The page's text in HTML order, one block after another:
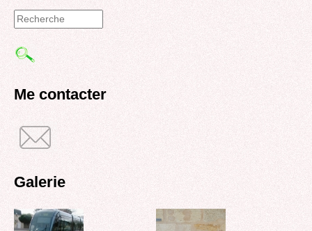
Formulaire
de
recherche
Me contacter
Galerie